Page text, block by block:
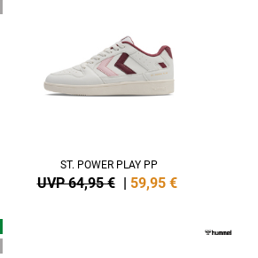
ST. POWER PLAY PP
UVP 64,95 € | 59,95 €